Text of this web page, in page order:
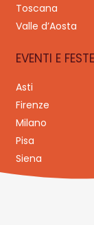
Toscana
Valle d’Aosta
EVENTI E
Asti
Firenze
Milano
Pisa
Siena